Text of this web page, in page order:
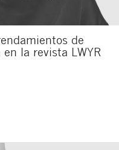
de
la revista LWYR